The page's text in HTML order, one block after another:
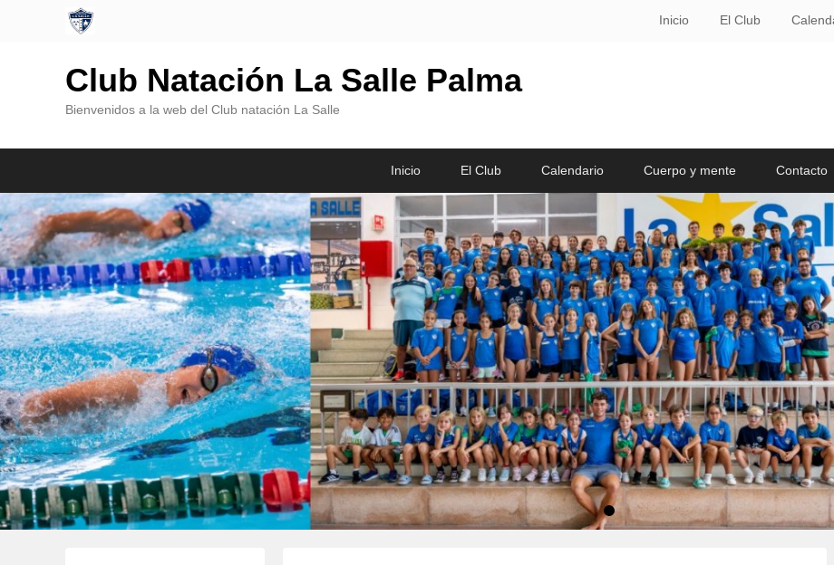
Inicio El Club
Club Natación La Salle Palma
Bienvenidos a la web del Club natación La Salle
contenido
principal
contenido
secundario
Inicio El Club Calendario Cuerpo y mente Contacto
•